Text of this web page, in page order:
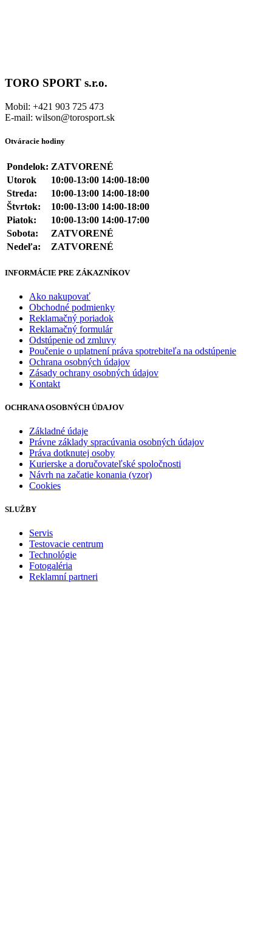
TORO SPORT s.r.o.
Mobil: +421 903 725 473
E-mail: wilson@torosport.sk
Otváracie hodiny
Pondelok: ZATVORENÉ
Utorok
10:00-13:00 14:00-18:00
Streda:
10:00-13:00 14:00-18:00
Štvrtok:
10:00-13:00 14:00-18:00
Piatok:
10:00-13:00 14:00-17:00
Sobota:
ZATVORENÉ
Nedeľa:
ZATVORENÉ
INFORMÁCIE PRE ZÁKAZNÍKOV
Ako nakupovať
Obchodné podmienky
Reklamačný poriadok
Reklamačný formulár
Odstúpenie od zmluvy
Poučenie o uplatnení práva spotrebiteľa na odstúpenie
Ochrana osobných údajov
Zásady ochrany osobných údajov
Kontakt
OCHRANA OSOBNÝCH ÚDAJOV
Základné údaje
Právne základy spracúvania osobných údajov
Práva dotknutej osoby
Kurierske a doručovateľské spoločnosti
Návrh na začatie konania (vzor)
Cookies
SLUŽBY
Servis
Testovacie centrum
Technológie
Fotogaléria
Reklamní partneri